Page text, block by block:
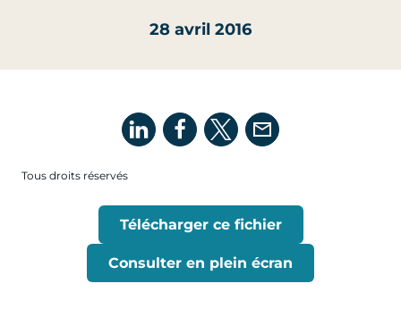
28 avril 2016
Tous droits réservés
Télécharger ce fichier
Consulter en plein écran